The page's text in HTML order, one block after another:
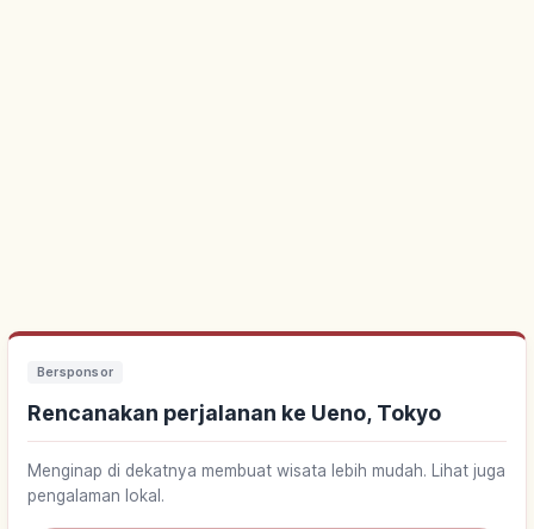
Bersponsor
Rencanakan perjalanan ke Ueno, Tokyo
Menginap di dekatnya membuat wisata lebih mudah. Lihat juga
pengalaman lokal.